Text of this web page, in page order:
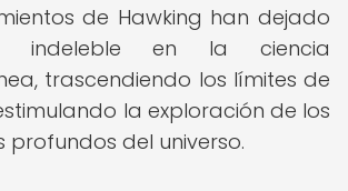
de Hawking han dejado
indeleble en la ciencia
trascendiendo los límites de
la exploración de los
profundos del universo.